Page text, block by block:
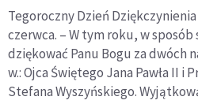
Tegoroczny Dzień
czerwca. – W tym roku, w
dziękować Panu Bogu za dwóch
w.: Ojca Świętego Jana Pawła II i
Stefana Wyszyńskiego.